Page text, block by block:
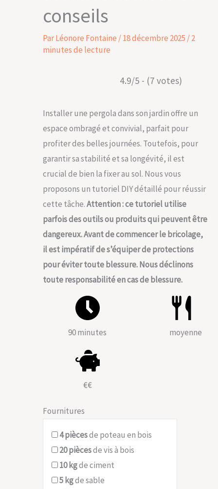
conseils
ParLéonore Fontaine/18 décembre 2025/2
minutes de lecture
4.9/5 - (7 votes)
Installer une pergola dans son jardin offre un
espace ombragé et convivial, parfait pour
profiter des belles journées. Toutefois, pour
garantir sa stabilité et sa longévité, il est
crucial de bien la fixer au sol. Nous vous
proposons un tutoriel DIY détaillé pour réussir
cette tâche.Attention : ce tutoriel utilise
parfois des outils ou produits qui peuvent être
dangereux. Avant de commencer le bricolage,
il est impératif de s’équiper de protections
pour éviter toute blessure. Nous déclinons
toute responsabilité en cas de blessure.
90 minutes moyenne
€€
Fournitures
4piècesde poteau en bois
20piècesde vis à bois
10 kgde ciment
5 kgde sable